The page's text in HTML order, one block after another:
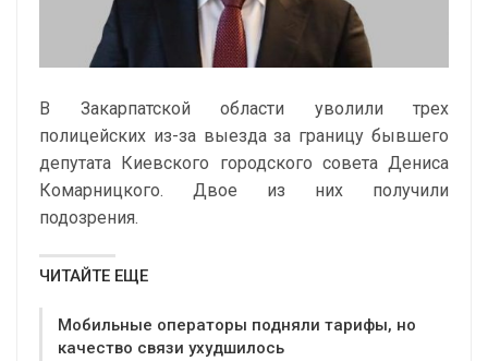
В Закарпатской области уволили трех
полицейских из-за выезда за границу бывшего
депутата Киевского городского совета Дениса
Комарницкого. Двое из них получили
подозрения.
ЧИТАЙТЕ ЕЩЕ
Мобильные операторы подняли тарифы, но
качество связи ухудшилось